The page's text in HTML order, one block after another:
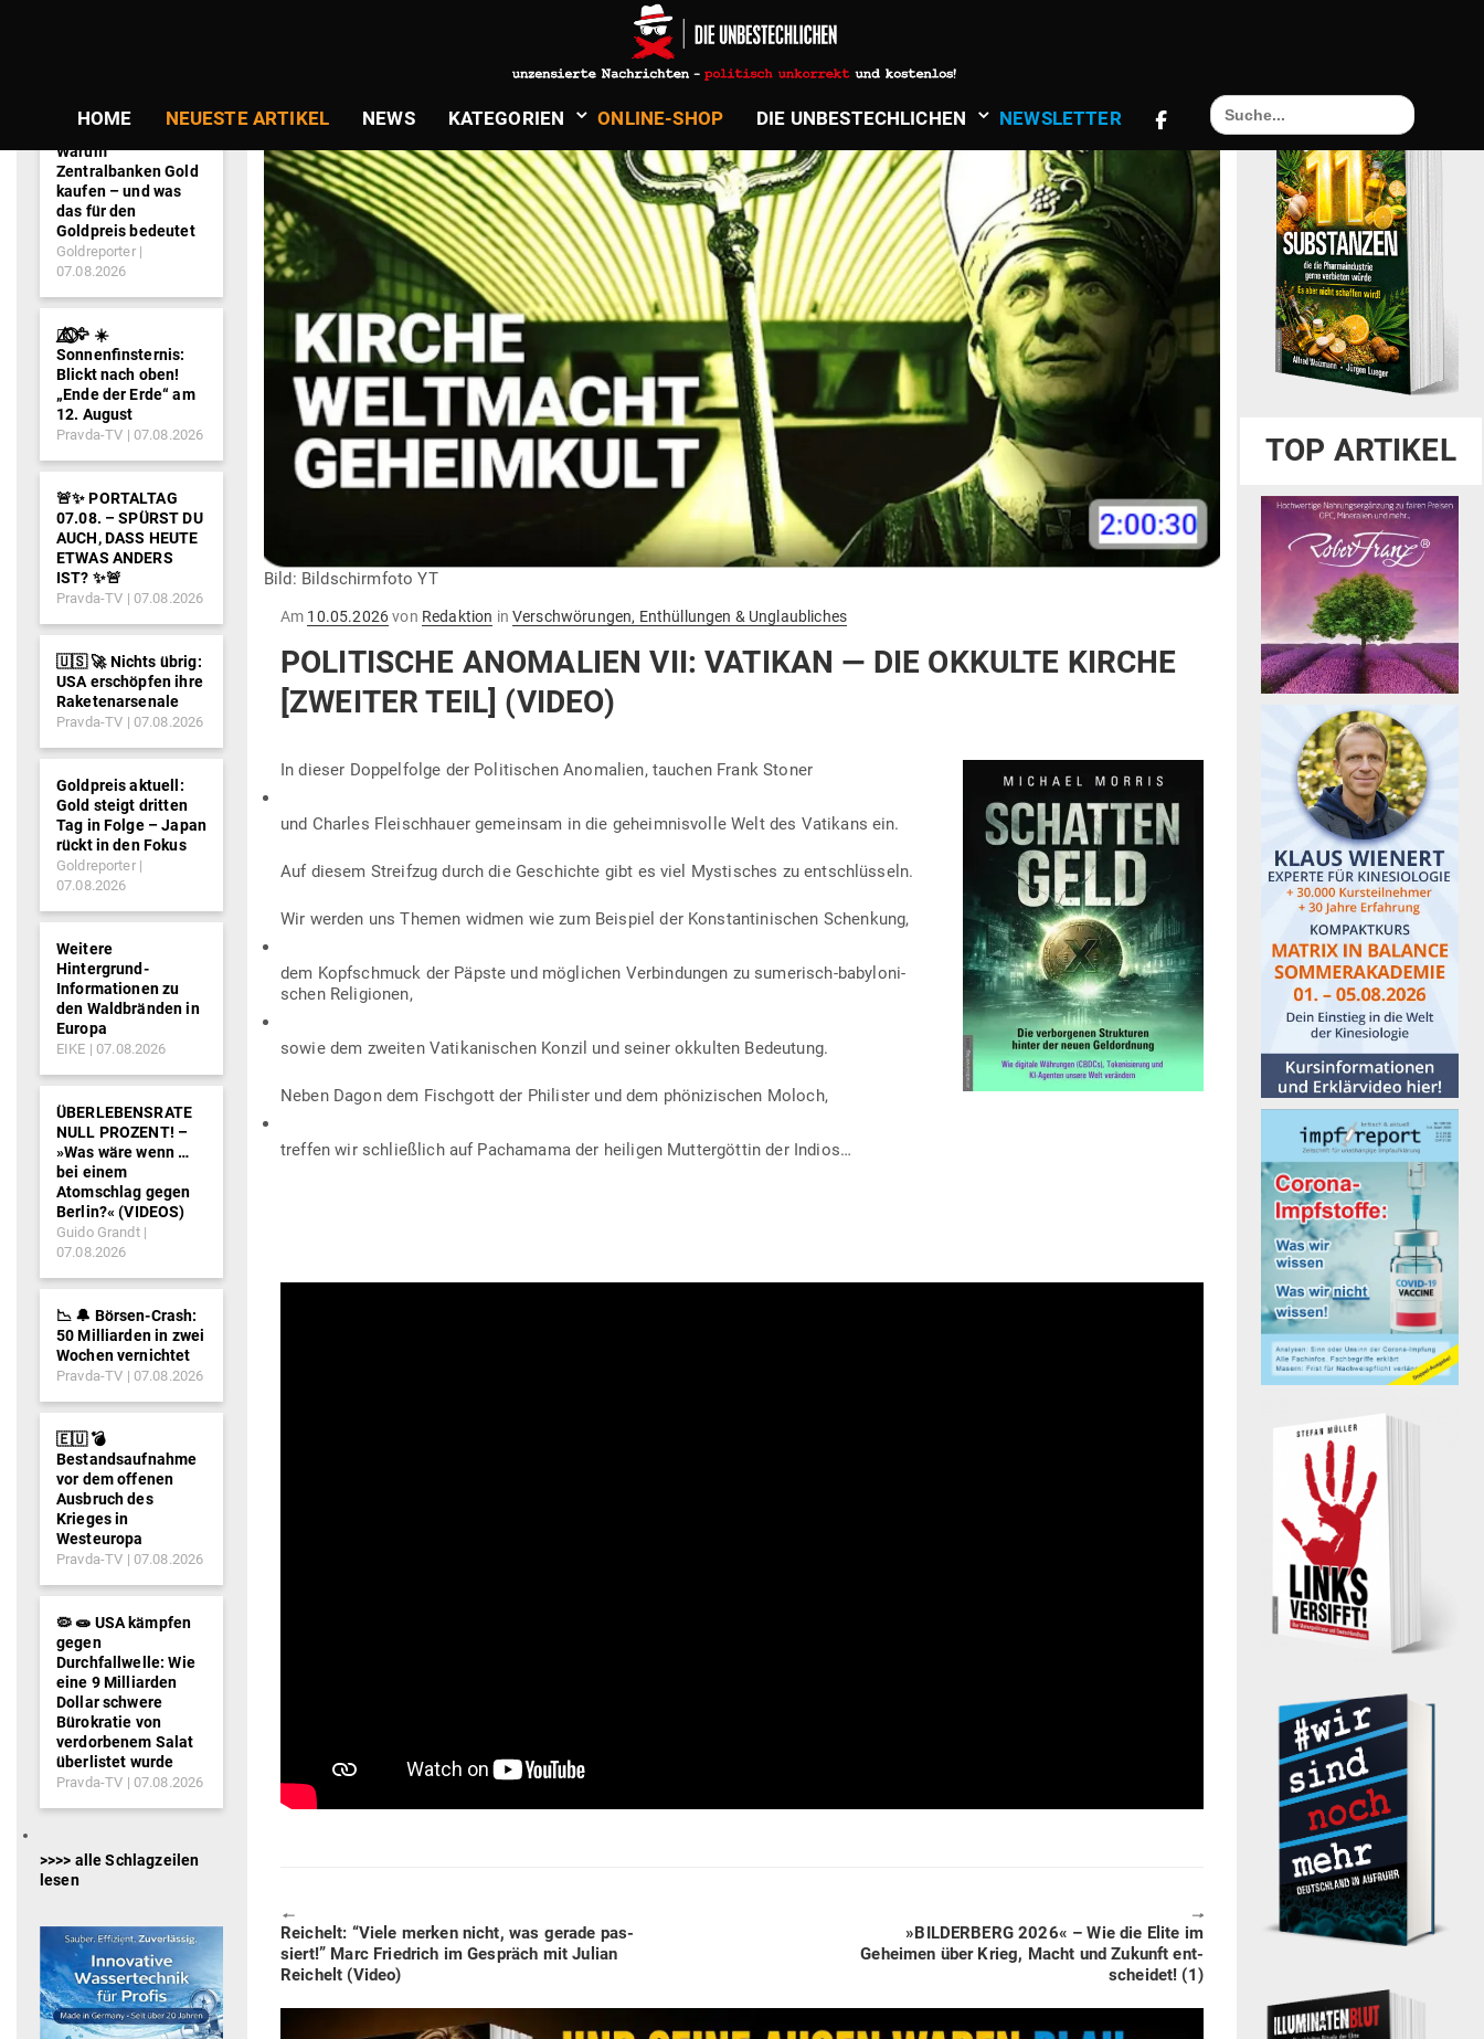
HOME NEUESTE ARTIKEL NEWS KATE­GORIEN ONLINE-SHOP DIE UNBE­STECH­LICHEN NEWS­LETTER
Search
for:
Bild: Bildschirmfoto YT
Am Gepostet
10.05.2026von Redaktion in Verschwörungen, Enthüllungen & Unglaubliches
POLI­TISCHE ANOMALIEN VII: VATIKAN — DIE OKKULTE KIRCHE
[ZWEITER TEIL] (VIDEO)
In dieser Dop­pel­folge der Poli­ti­schen Anomalien, tauchen Frank Stoner
und Charles Fleisch­hauer gemeinsam in die geheim­nis­volle Welt des Vatikans ein.
Auf diesem Streifzug durch die Geschichte gibt es viel Mys­ti­sches zu entschlüsseln.
Wir werden uns Themen widmen wie zum Bei­spiel der Kon­stan­ti­ni­schen Schenkung,
dem Kopf­schmuck der Päpste und mög­lichen Ver­bin­dungen zu sume­risch-baby­lo­ni­
schen Religionen,
sowie dem zweiten Vati­ka­ni­schen Konzil und seiner okkulten Bedeutung.
Neben Dagon dem Fischgott der Phi­lister und dem phö­ni­zi­schen Moloch,
treffen wir schließlich auf Pachamama der hei­ligen Mut­ter­göttin der Indios…
🠔
Previous
post:
Rei­chelt: “Viele merken nicht, was gerade pas­
siert!” Marc Friedrich im Gespräch mit Julian
Rei­chelt (Video)
🠖
Next
post:
»BIL­DERBERG 2026« – Wie die Elite im
Geheimen über Krieg, Macht und Zukunft ent­
scheidet! (1)
Warum
Zentralbanken Gold
kaufen – und was
das für den
Goldpreis bedeutet
Goldreporter
07.08.2026
🐦‍🔥⃤⃟⃝🦅 ☀️
Sonnenfinsternis:
Blickt nach oben!
„Ende der Erde“ am
12. August
Pravda-TV 07.08.2026
🚨✨ PORTALTAG
07.08. – SPÜRST DU
AUCH, DASS HEUTE
ETWAS ANDERS
IST? ✨🚨
Pravda-TV 07.08.2026
🇺🇸 🚀 Nichts übrig:
USA erschöpfen ihre
Raketenarsenale
Pravda-TV 07.08.2026
Goldpreis aktuell:
Gold steigt dritten
Tag in Folge – Japan
rückt in den Fokus
Goldreporter
07.08.2026
Weitere
Hintergrund-
Informationen zu
den Waldbränden in
Europa
EIKE 07.08.2026
ÜBERLEBENSRATE
NULL PROZENT! –
»Was wäre wenn …
bei einem
Atomschlag gegen
Berlin?« (VIDEOS)
Guido Grandt
07.08.2026
📉 🔔 Börsen-Crash:
50 Milliarden in zwei
Wochen vernichtet
Pravda-TV 07.08.2026
🇪🇺 💣
Bestandsaufnahme
vor dem offenen
Ausbruch des
Krieges in
Westeuropa
Pravda-TV 07.08.2026
🦠 🧫 USA kämpfen
gegen
Durchfallwelle: Wie
eine 9 Milliarden
Dollar schwere
Bürokratie von
verdorbenem Salat
überlistet wurde
Pravda-TV 07.08.2026
>>>> alle Schlagzeilen
lesen
TOP ARTIKEL